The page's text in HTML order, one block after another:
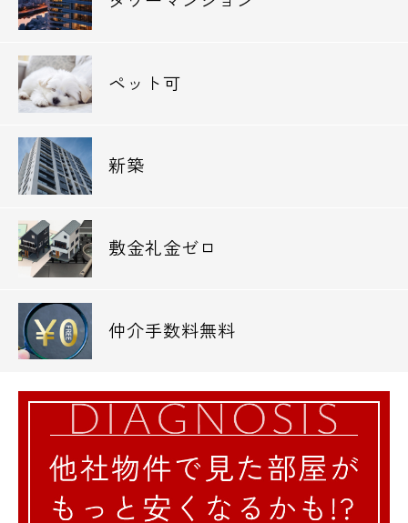
ペット可
新築
敷金礼金ゼロ
仲介手数料無料